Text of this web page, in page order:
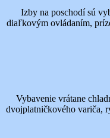
Izby na poschodí sú
diaľkovým ovládaním,
Vybavenie vrátane
dvojplatničkového variča,